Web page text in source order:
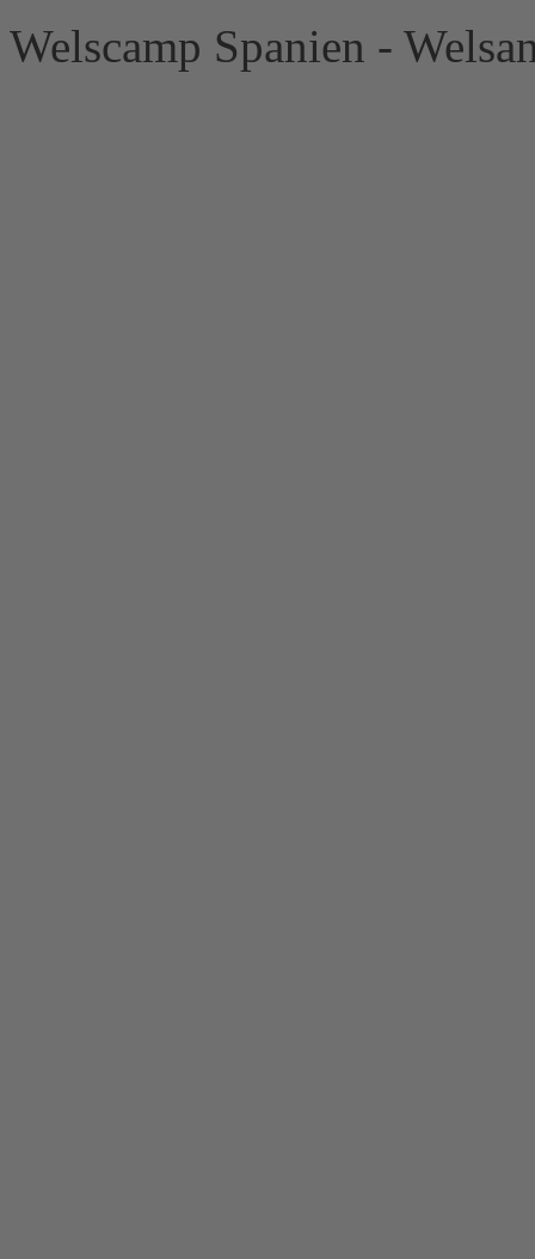
Welscamp Spanien -